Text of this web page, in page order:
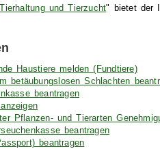
Tierhaltung und Tierzucht" bietet der
Haustiere melden (Fundtiere)
betäubungslosen Schlachten
beantragen
Pflanzen- und Tierarten
beantragen
beantragen